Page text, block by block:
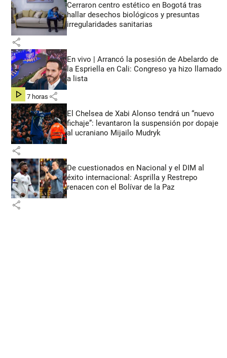
Cerraron centro estético en Bogotá tras
hallar desechos biológicos y presuntas
irregularidades sanitarias
share
En vivo | Arrancó la posesión de Abelardo de
la Espriella en Cali: Congreso ya hizo llamado
a lista
hace 7 horas share
El Chelsea de Xabi Alonso tendrá un “nuevo
fichaje”: levantaron la suspensión por dopaje
al ucraniano Mijailo Mudryk
share
De cuestionados en Nacional y el DIM al
éxito internacional: Asprilla y Restrepo
renacen con el Bolívar de la Paz
share